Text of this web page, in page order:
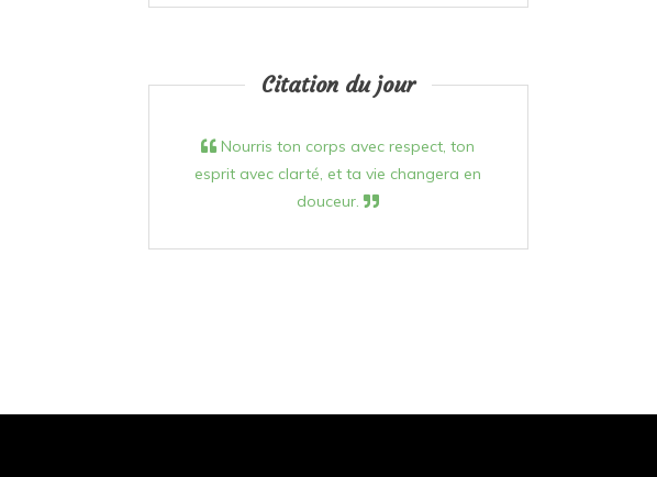
Citation du jour
Nourris ton corps avec respect, ton
esprit avec clarté, et ta vie changera en
douceur.